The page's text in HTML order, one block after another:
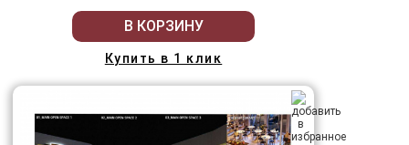
В КОРЗИНУ
Купить в 1 клик